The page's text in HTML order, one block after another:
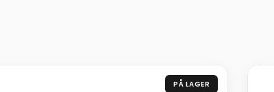
PÅ LAGER